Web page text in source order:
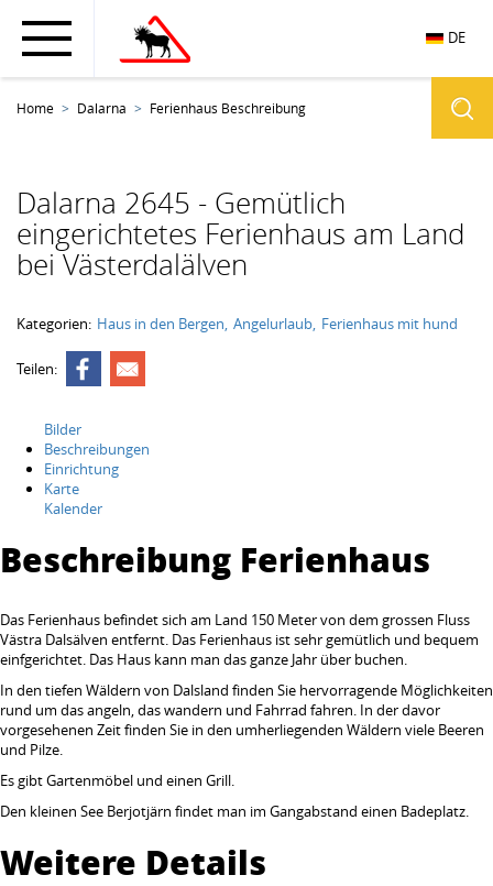
DE
Home Dalarna Ferienhaus Beschreibung
Dalarna 2645 - Gemütlich
eingerichtetes Ferienhaus am Land
bei Västerdalälven
Kategorien: Haus in den Bergen Angelurlaub Ferienhaus mit hund
Teilen:
Bilder
Beschreibungen
Einrichtung
Karte
Kalender
Beschreibung Ferienhaus
Das Ferienhaus befindet sich am Land 150 Meter von dem grossen Fluss
Västra Dalsälven entfernt. Das Ferienhaus ist sehr gemütlich und bequem
einfgerichtet. Das Haus kann man das ganze Jahr über buchen.
In den tiefen Wäldern von Dalsland finden Sie hervorragende Möglichkeiten
rund um das angeln, das wandern und Fahrrad fahren. In der davor
vorgesehenen Zeit finden Sie in den umherliegenden Wäldern viele Beeren
und Pilze.
Es gibt Gartenmöbel und einen Grill.
Den kleinen See Berjotjärn findet man im Gangabstand einen Badeplatz.
Weitere Details